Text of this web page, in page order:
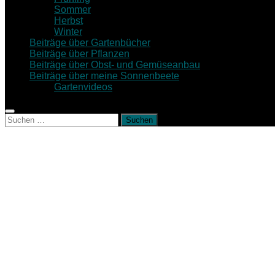
Sommer
Herbst
Winter
Beiträge über Gartenbücher
Beiträge über Pflanzen
Beiträge über Obst- und Gemüseanbau
Beiträge über meine Sonnenbeete
Gartenvideos
Suche
nach: